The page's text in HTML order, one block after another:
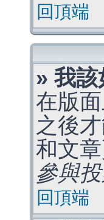
回頂端
» 我
在版
之後
和文
參與
回頂端